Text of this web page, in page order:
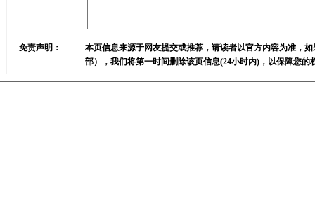
免责声明：
本页信息来源于网友提交或推荐，请读者以官方内容为准，
部），我们将第一时间删除该页信息(24小时内)，以保障您的